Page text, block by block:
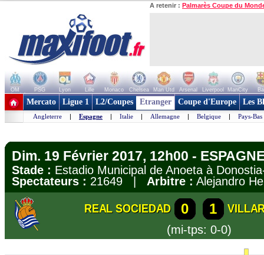
A retenir : Palmarès Coupe du
OM PSG Lyon Lille Monaco Chelsea Man Utd Arsenal Liverpool ManCity
+ de clubs
Mercato Ligue 1 L2/Coupes Etranger Coupe d'Europe Les
Angleterre | Espagne | Italie | Allemagne | Belgique | Pays-Bas
Dim. 19 Février 2017, 12h00 -
Stade : Estadio Municipal de Anoeta à
Spectateurs : 21649 | Arbitre : Alejandro
REAL SOCIEDAD 0 1
(mi-tps: 0-0)